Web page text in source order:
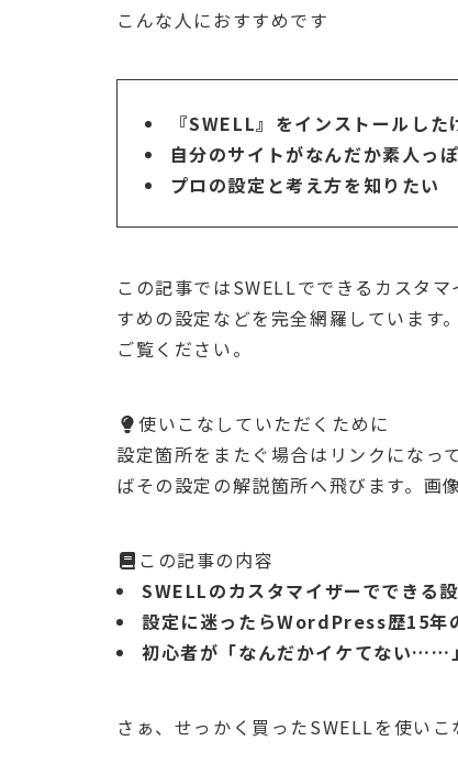
こんな人におすすめです
『SWELL』をインストールし
自分のサイトがなんだか素人っ
プロの設定と考え方を知りたい
この記事ではSWELLでできるカスタ
すめの設定などを完全網羅しています
ご覧ください。
使いこなしていただくために
設定箇所をまたぐ場合はリンクになっ
ばその設定の解説箇所へ飛びます。画
この記事の内容
SWELLのカスタマイザーでできる
設定に迷ったらWordPress歴15年
初心者が「なんだかイケてない……
さぁ、せっかく買ったSWELLを使い